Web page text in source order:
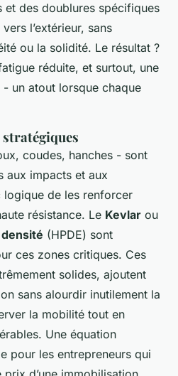
et des doublures spécifiques
l’extérieur, sans
ou la solidité. Le résultat ?
réduite, et surtout, une
un atout lorsque chaque
coudes, hanches - sont
aux impacts et aux
de les renforcer
résistance. Le Kevlar ou
(HPDE) sont
ces zones critiques. Ces
solides, ajoutent
sans alourdir inutilement la
la mobilité tout en
Une équation
pour les entrepreneurs qui